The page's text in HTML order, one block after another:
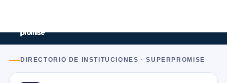
DIRECTORIO DE INSTITUCIONES · SUPERPROMISE